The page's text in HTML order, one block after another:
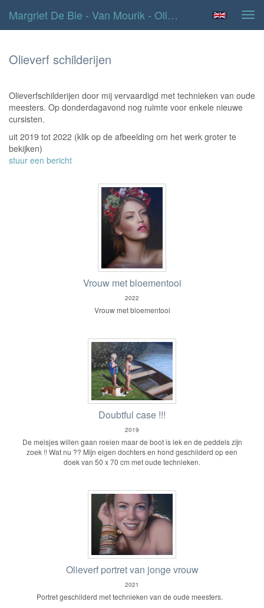
Margriet De Bie - Van Mourik - Olieverf Schilderijen
Olieverf schilderijen
Olieverfschilderijen door mij vervaardigd met technieken van oude
meesters. Op donderdagavond nog ruimte voor enkele nieuwe
cursisten.
uit 2019 tot 2022 (klik op de afbeelding om het werk groter te
bekijken)
stuur een bericht
Vrouw met bloementooi
2022
Vrouw met bloementooi
Doubtful case !!!
2019
De meisjes willen gaan roeien maar de boot is lek en de peddels zijn
zoek !! Wat nu ?? Mijn eigen dochters en hond geschilderd op een
doek van 50 x 70 cm met oude technieken.
Olieverf portret van jonge vrouw
2021
Portret geschilderd met technieken van de oude meesters.